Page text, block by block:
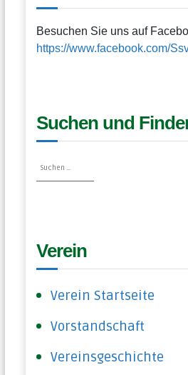
Besuchen Sie uns auf
https://www.facebook.com/
Suchen und
c
c
h
:
Verein
Verein Startseite
Vorstandschaft
Vereinsgeschichte